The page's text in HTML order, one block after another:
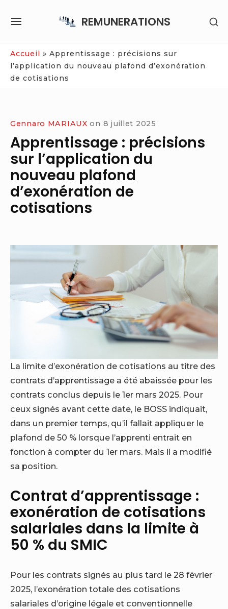
REMUNERATIONS
SITE
Accueil » Apprentissage : précisions sur
l’application du nouveau plafond d’exonération
de cotisations
Gennaro MARIAUX on 8 juillet 2025
Apprentissage : précisions
sur l’application du
nouveau plafond
d’exonération de
cotisations
La limite d’exonération de cotisations au titre des
contrats d’apprentissage a été abaissée pour les
contrats conclus depuis le 1er mars 2025. Pour
ceux signés avant cette date, le BOSS indiquait,
dans un premier temps, qu’il fallait appliquer le
plafond de 50 % lorsque l’apprenti entrait en
fonction à compter du 1er mars. Mais il a modifié
sa position.
Contrat d’apprentissage :
exonération de cotisations
salariales dans la limite à
50 % du SMIC
Pour les contrats signés au plus tard le 28 février
2025, l’exonération totale des cotisations
salariales d’origine légale et conventionnelle